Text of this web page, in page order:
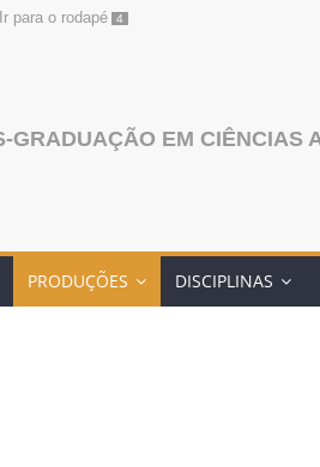
Ir para o rodapé 4
GRADUAÇÃO EM CIÊNCIAS
PRODUÇÕES DISCIPLINAS